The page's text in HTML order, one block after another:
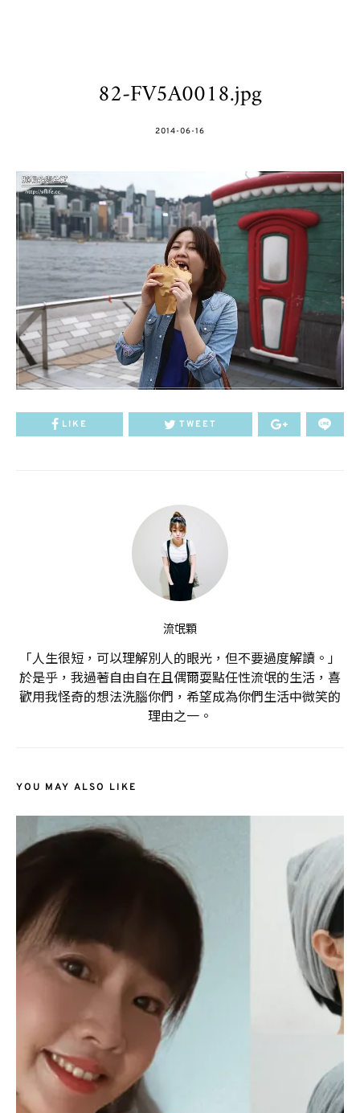
82-FV5A0018.jpg
POSTED
2014-06-16
LIKE TWEET
流氓顆
「人生很短，可以理解別人的眼光，但不要過度解讀。」
於是乎，我過著自由自在且偶爾耍點任性流氓的生活，喜
歡用我怪奇的想法洗腦你們，希望成為你們生活中微笑的
理由之一。
YOU MAY ALSO LIKE